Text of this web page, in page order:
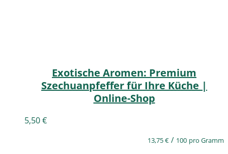
Exotische Aromen: Premium
Szechuanpfeffer für Ihre Küche |
Online-Shop
5,50€
13,75€ / 100 pro Gramm